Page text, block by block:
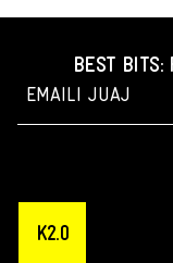
BEST BITS:
K2.0